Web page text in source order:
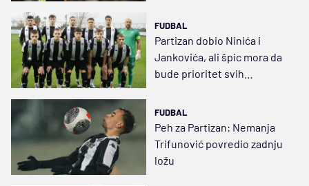
FUDBAL
Partizan dobio Ninića i
Jankovića, ali špic mora da
bude prioritet svih
FUDBAL
Peh za Partizan: Nemanja
Trifunović povredio zadnju
ložu